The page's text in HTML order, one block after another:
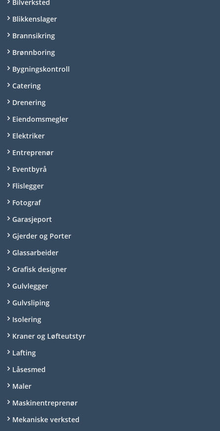
Bilverksted
Blikkenslager
Brannsikring
Brønnboring
Bygningskontroll
Catering
Drenering
Eiendomsmegler
Elektriker
Entreprenør
Eventbyrå
Flislegger
Fotograf
Garasjeport
Gjerder og Porter
Glassarbeider
Grafisk designer
Gulvlegger
Gulvsliping
Isolering
Kraner og Løfteutstyr
Lafting
Låsesmed
Maler
Maskinentreprenør
Mekaniske verksted